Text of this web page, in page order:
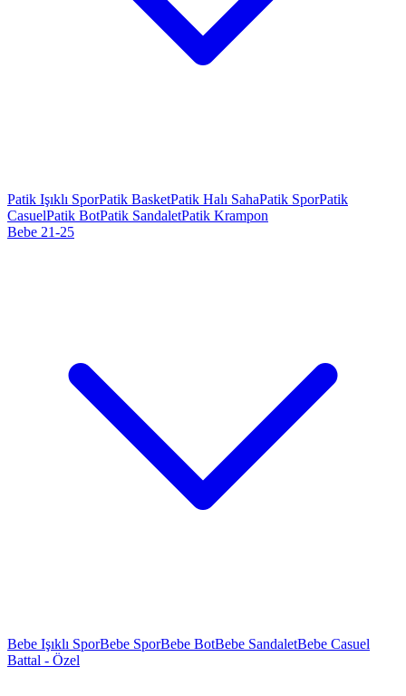
Patik Işıklı SporPatik BasketPatik Halı SahaPatik SporPatik
CasuelPatik BotPatik SandaletPatik Krampon
Bebe 21-25
Bebe Işıklı SporBebe SporBebe BotBebe SandaletBebe Casuel
Battal - Özel